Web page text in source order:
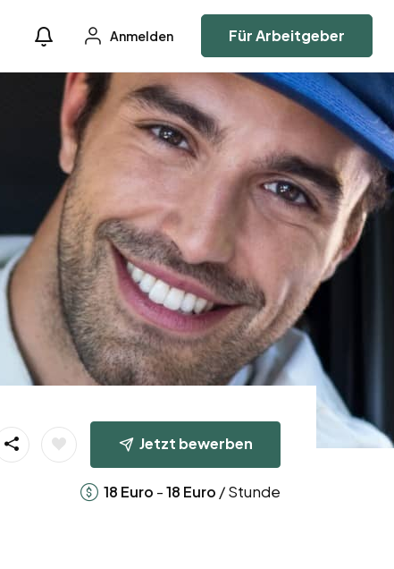
Anmelden Für Arbeitgeber
Jetzt bewerben
18 Euro -18 Euro / Stunde